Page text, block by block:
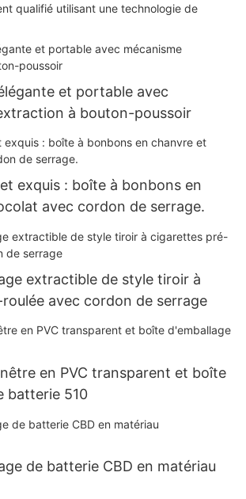
qualifié utilisant une technologie de
et portable avec
à bouton-poussoir
exquis : boîte à bonbons en
avec cordon de serrage.
extractible de style tiroir à
avec cordon de serrage
en PVC transparent et boîte
batterie 510
de batterie CBD en matériau